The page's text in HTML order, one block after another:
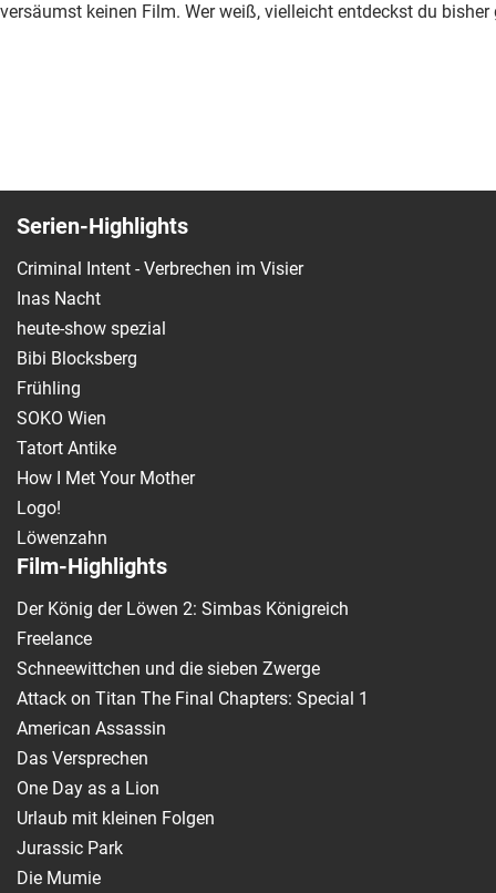
versäumst keinen Film. Wer weiß, vielleicht entdeckst du
Serien-Highlights
Criminal Intent - Verbrechen im Visier
Inas Nacht
heute-show spezial
Bibi Blocksberg
Frühling
SOKO Wien
Tatort Antike
How I Met Your Mother
Logo!
Löwenzahn
Film-Highlights
Der König der Löwen 2: Simbas Königreich
Freelance
Schneewittchen und die sieben Zwerge
Attack on Titan The Final Chapters: Special 1
American Assassin
Das Versprechen
One Day as a Lion
Urlaub mit kleinen Folgen
Jurassic Park
Die Mumie